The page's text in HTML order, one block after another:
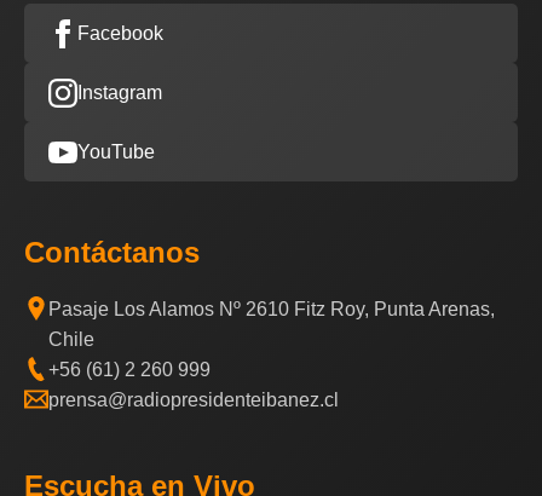
Facebook
Instagram
YouTube
Contáctanos
Pasaje Los Alamos Nº 2610 Fitz Roy, Punta Arenas,
Chile
+56 (61) 2 260 999
prensa@radiopresidenteibanez.cl
Escucha en Vivo